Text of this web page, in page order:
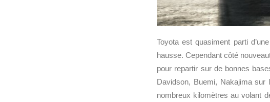
Toyota est quasiment parti
hausse. Cependant côté
pour repartir sur de bonnes
Davidson, Buemi, Nakajima
nombreux kilomètres au volant